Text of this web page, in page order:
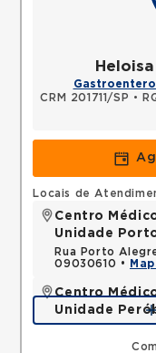
CRM 201711/SP •
Locais de
Centro
Unidade
Rua Porto
09030610 •
Centro
Unidade
Rua das
Mapa